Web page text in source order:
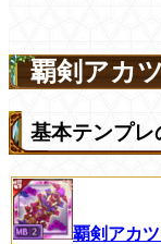
覇剣アカ
基本テンプレ
覇剣アカ